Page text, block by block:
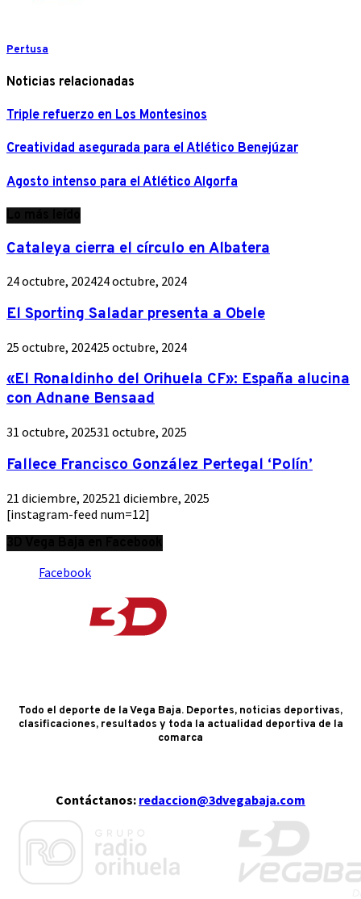
Pertusa
Noticias relacionadas
Triple refuerzo en Los Montesinos
Creatividad asegurada para el Atlético Benejúzar
Agosto intenso para el Atlético Algorfa
Cataleya cierra el círculo en Albatera
24 octubre, 202424 octubre, 2024
El Sporting Saladar presenta a Obele
25 octubre, 202425 octubre, 2024
«El Ronaldinho del Orihuela CF»: España alucina
con Adnane Bensaad
31 octubre, 202531 octubre, 2025
Fallece Francisco González Pertegal ‘Polín’
21 diciembre, 202521 diciembre, 2025
[instagram-feed num=12]
Facebook
Todo el deporte de la Vega Baja. Deportes, noticias deportivas,
clasificaciones, resultados y toda la actualidad deportiva de la
comarca
Contáctanos: redaccion@3dvegabaja.com